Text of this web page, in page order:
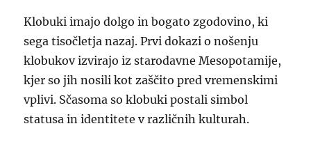
Klobuki imajo dolgo in bogato zgodovino, ki
sega tisočletja nazaj. Prvi dokazi o nošenju
klobukov izvirajo iz starodavne Mesopotamije,
kjer so jih nosili kot zaščito pred vremenskimi
vplivi. Sčasoma so klobuki postali simbol
statusa in identitete v različnih kulturah.